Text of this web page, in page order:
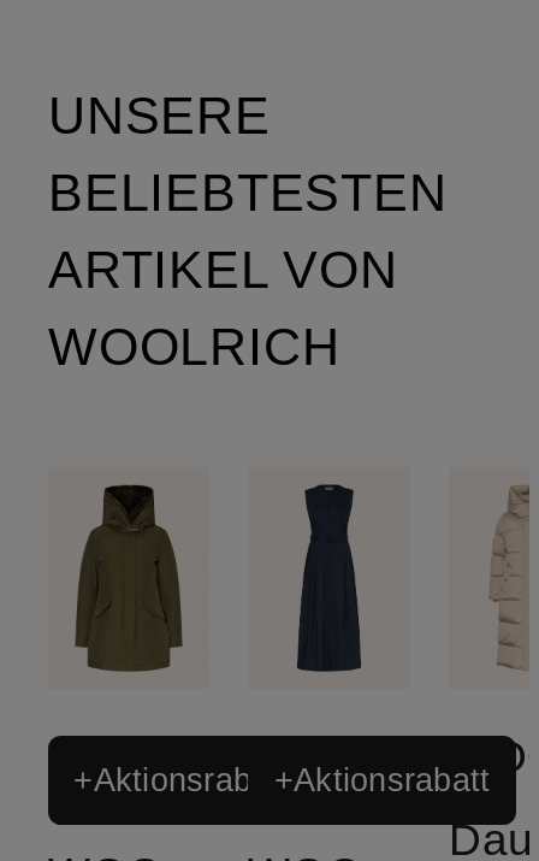
UNSERE
BELIEBTESTEN
ARTIKEL VON
WOOLRICH
+Aktionsrabatt+Aktionsrabatt